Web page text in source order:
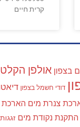
קרית חיים
בצפון אולפן
דודי חשמל בצפון
צנרת מים הארכת
התקנת נקודת מים